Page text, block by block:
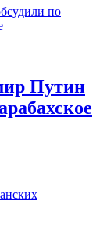
Путин